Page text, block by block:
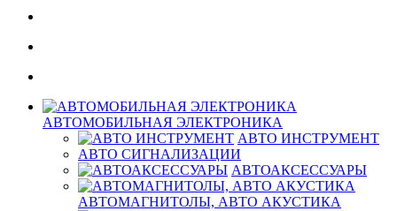
АВТОМОБИЛЬНАЯ ЭЛЕКТРОНИКА
АВТО ИНСТРУМЕНТ
АВТО СИГНАЛИЗАЦИИ
АВТОАКСЕССУАРЫ
АВТОМАГНИТОЛЫ, АВТО АКУСТИКА